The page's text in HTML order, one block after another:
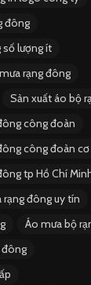
đông
số lượng ít
rạng đông
Sản xuất áo bộ
công đoàn
công đoàn
tp Hồ Chí
rạng đông uy tín
Áo mưa bộ
đông